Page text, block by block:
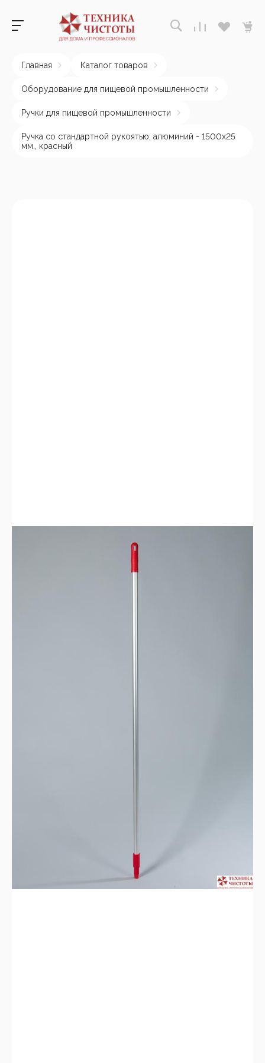
Главная Каталог товаров
Оборудование для пищевой промышленности
Ручки для пищевой промышленности
Ручка со стандартной рукоятью, алюминий - 1500х25
мм., красный